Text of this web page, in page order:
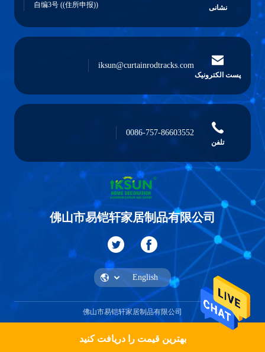
بهترین قیمت را دریافت کنید
نشانی
自编3号 ((住所申报))
پست الکترونیک
iksun@curtainrodtracks.com
تلفن
0086-757-86603552
佛山市易铠轩家居制品有限公司
佛山市易铠轩家居制品有限公司
یک نقل قول دریافت کنید